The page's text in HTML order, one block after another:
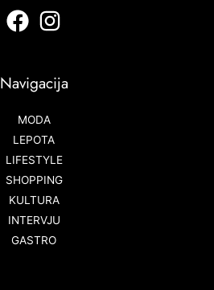
Navigacija
MODA
LEPOTA
LIFESTYLE
SHOPPING
KULTURA
INTERVJU
GASTRO